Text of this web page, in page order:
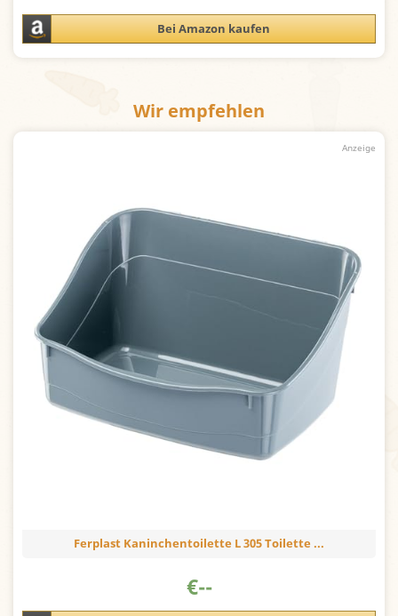
Wir empfehlen
Ferplast Kaninchentoilette L 305 Toilette ...
€--
Bei Amazon kaufen